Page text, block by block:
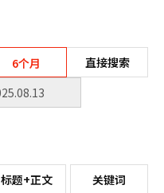
6个月 直接搜索
标题+正文 关键词